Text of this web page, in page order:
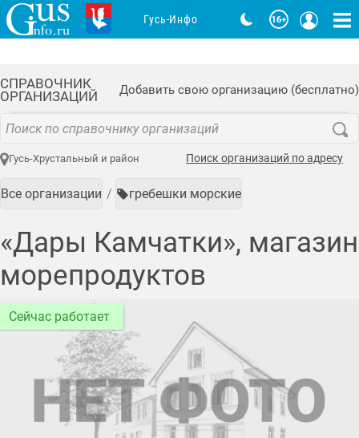
СПРАВОЧНИК
ОРГАНИЗАЦИЙ
Добавить свою организацию (бесплатно)
Гусь-Хрустальный и район Поиск организаций по адресу
Все организации гребешки морские
«Дары Камчатки», магазин
морепродуктов
Сейчас работает
Гусь-Инфо